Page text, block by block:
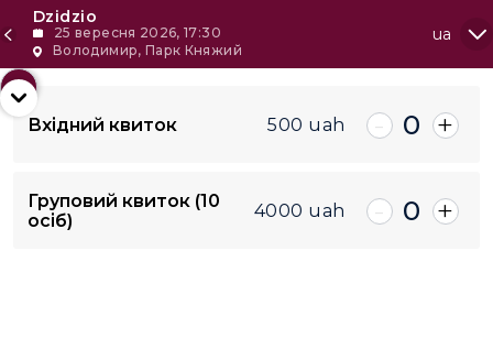
Dzidzio
25 вересня 2026, 17:30
Володимир, Парк Княжий
ua
500 uah
Вхідний квиток 500 uah - 0 +
Груповий квиток (10
осіб)
4000 uah - 0 +